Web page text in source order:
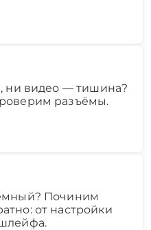
ни видео — тишина?
разъёмы.
Починим
от настройки